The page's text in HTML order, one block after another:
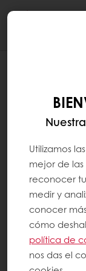
Utilizamos
mejor de
reconocer
medir y
conocer
cómo
política de
nos das el